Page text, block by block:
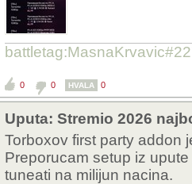
Koristim direktan
namjestio addon, riječ
izašla pa možda zato,
kada sam doma
0 0 HVALA 0
Uputa: Stremio 2026
Torboxov first party addon
Preporucam setup iz
tuneati na milijun nacina.